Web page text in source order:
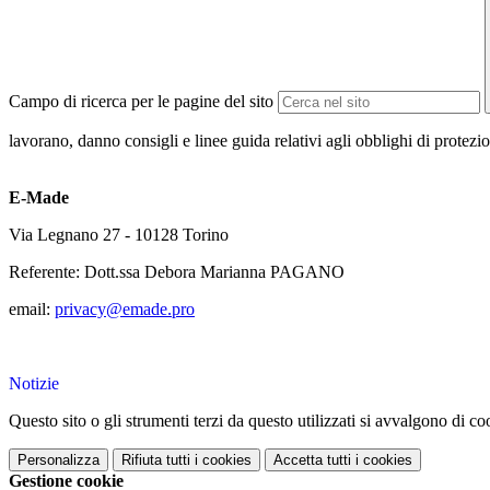
Campo di ricerca per le pagine del sito
lavorano, danno consigli e linee guida relativi agli obblighi di
E-Made
Via Legnano 27 - 10128 Torino
Referente: Dott.ssa Debora Marianna PAGANO
email: privacy@emade.pro
Notizie
Questo sito o gli strumenti terzi da questo utilizzati si avvalgono di
Personalizza Rifiuta tutti i cookies Accetta tutti i cookies
Gestione cookie